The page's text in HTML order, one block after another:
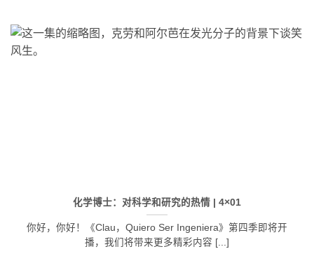
化学博士：对科学和研究的热情 | 4×01
你好，你好！《Clau，Quiero Ser Ingeniera》第四季即将开
播，我们将带来更多精彩内容 [...]